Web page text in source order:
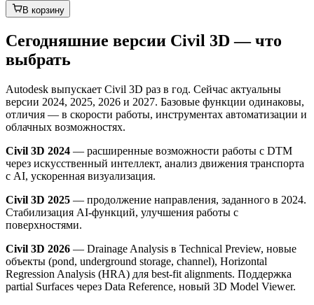
В корзину
Сегодняшние версии Civil 3D — что
выбрать
Autodesk выпускает Civil 3D раз в год. Сейчас актуальны
версии 2024, 2025, 2026 и 2027. Базовые функции одинаковы,
отличия — в скорости работы, инструментах автоматизации и
облачных возможностях.
Civil 3D 2024 — расширенные возможности работы с DTM
через искусственный интеллект, анализ движения транспорта
с AI, ускоренная визуализация.
Civil 3D 2025 — продолжение направления, заданного в 2024.
Стабилизация AI-функций, улучшения работы с
поверхностями.
Civil 3D 2026 — Drainage Analysis в Technical Preview, новые
объекты (pond, underground storage, channel), Horizontal
Regression Analysis (HRA) для best-fit alignments. Поддержка
partial Surfaces через Data Reference, новый 3D Model Viewer.